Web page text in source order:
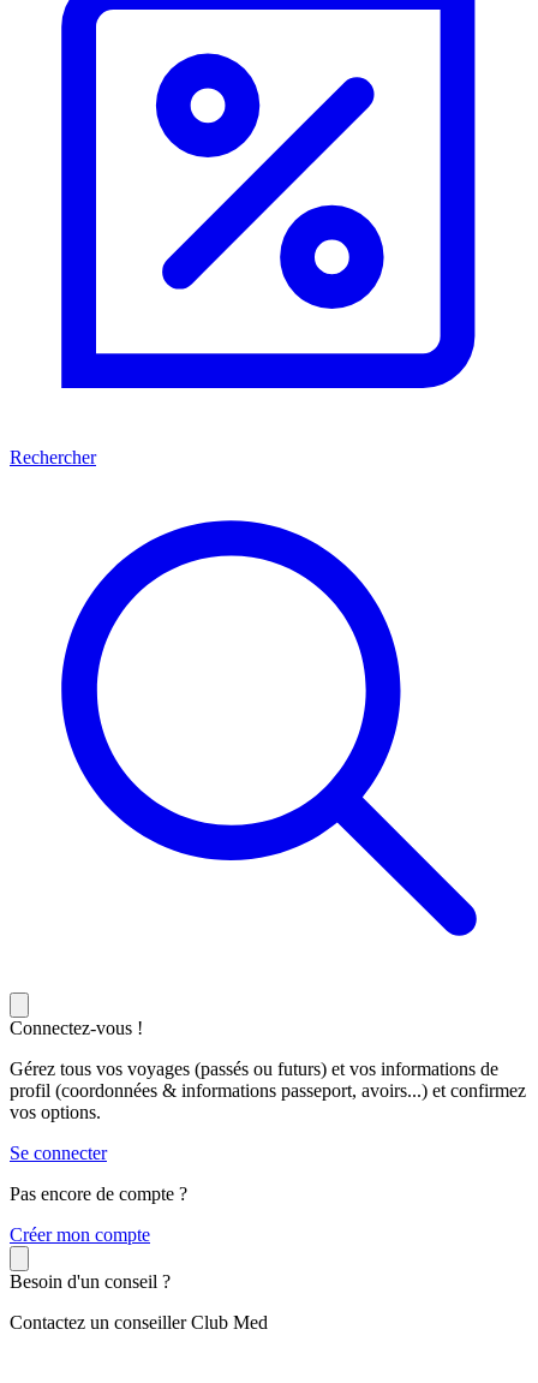
Rechercher
Connectez-vous !
Gérez tous vos voyages (passés ou futurs) et vos informations de
profil (coordonnées & informations passeport, avoirs...) et confirmez
vos options.
Se connecter
Pas encore de compte ?
Créer mon compte
Besoin d'un conseil ?
Contactez un conseiller Club Med